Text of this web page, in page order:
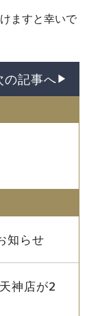
ますと幸いで
の記事へ ▶︎
知らせ
神店が2